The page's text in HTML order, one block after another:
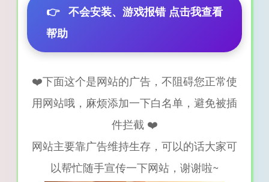
👉 不会安装、游戏报错 点击我查看
帮助
❤️下面这个是网站的广告，不阻碍您正常使
用网站哦，麻烦添加一下白名单，避免被插
件拦截 ❤️
网站主要靠广告维持生存，可以的话大家可
以帮忙随手宣传一下网站，谢谢啦~